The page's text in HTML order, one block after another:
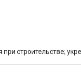
строительстве;